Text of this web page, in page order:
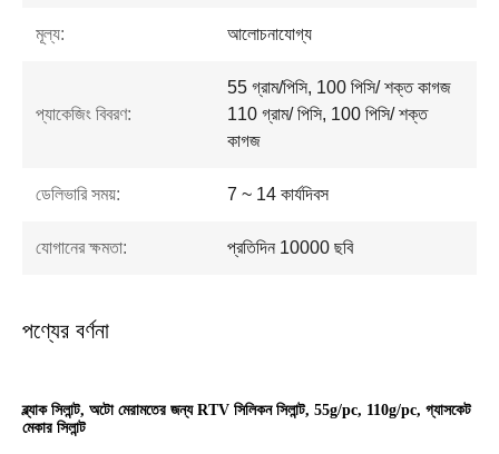
মূল্য: আলোচনাযোগ্য
প্যাকেজিং বিবরণ:
55 গ্রাম/পিসি, 100 পিসি/ শক্ত কাগজ
110 গ্রাম/ পিসি, 100 পিসি/ শক্ত
কাগজ
ডেলিভারি সময়: 7 ~ 14 কার্যদিবস
যোগানের ক্ষমতা: প্রতিদিন 10000 ছবি
পণ্যের বর্ণনা
ব্ল্যাক সিলান্ট, অটো মেরামতের জন্য RTV সিলিকন সিলান্ট, 55g/pc, 110g/pc, গ্যাসকেট
মেকার সিলান্ট